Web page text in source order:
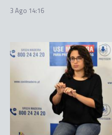
3 Ago 14:16